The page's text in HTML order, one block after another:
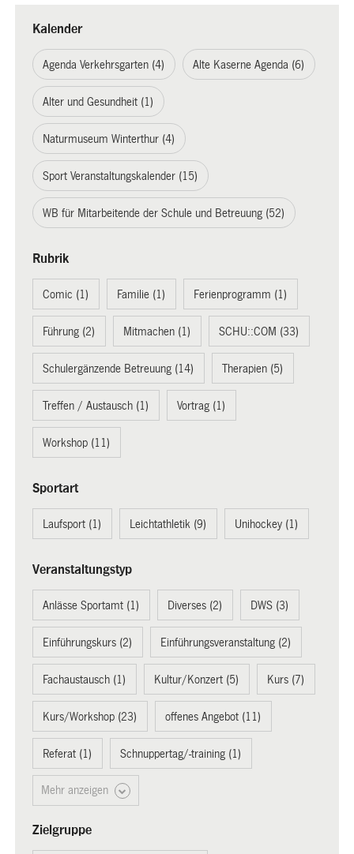
Kalender
Agenda Verkehrsgarten (4) Alte Kaserne Agenda (6)
Alter und Gesundheit (1)
Naturmuseum Winterthur (4)
Sport Veranstaltungskalender (15)
WB für Mitarbeitende der Schule und Betreuung (52)
Rubrik
Comic (1) Familie (1) Ferienprogramm (1)
Führung (2) Mitmachen (1) SCHU::COM (33)
Schulergänzende Betreuung (14) Therapien (5)
Treffen / Austausch (1) Vortrag (1)
Workshop (11)
Sportart
Laufsport (1) Leichtathletik (9) Unihockey (1)
Veranstaltungstyp
Anlässe Sportamt (1) Diverses (2) DWS (3)
Einführungskurs (2) Einführungsveranstaltung (2)
Fachaustausch (1) Kultur/Konzert (5) Kurs (7)
Kurs/Workshop (23) offenes Angebot (11)
Referat (1) Schnuppertag/-training (1)
Mehr anzeigen
Zielgruppe